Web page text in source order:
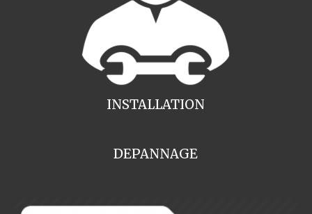
INSTALLATION
DEPANNAGE